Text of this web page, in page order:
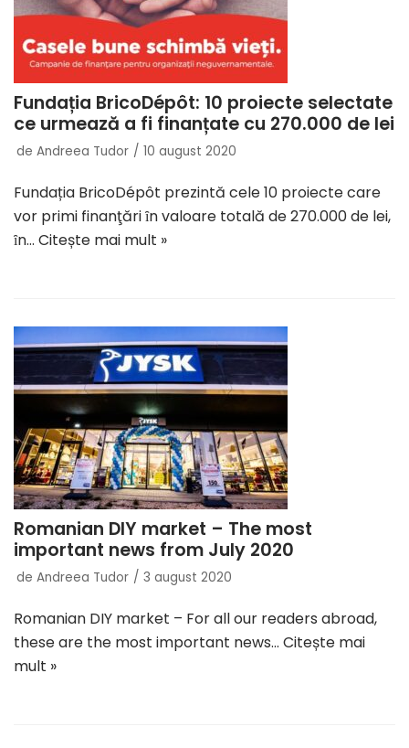
Fundația BricoDépôt: 10 proiecte selectate
ce urmează a fi finanțate cu 270.000 de lei
de Andreea Tudor 10 august 2020
Fundația BricoDépôt prezintă cele 10 proiecte care
vor primi finanţări ȋn valoare totală de 270.000 de lei,
ȋn… Citește mai mult »
Romanian DIY market – The most
important news from July 2020
de Andreea Tudor 3 august 2020
Romanian DIY market – For all our readers abroad,
these are the most important news… Citește mai
mult »